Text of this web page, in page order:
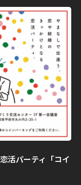
活パーティ「コイ